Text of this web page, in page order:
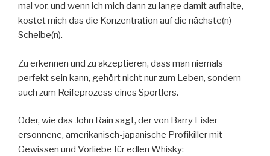
mal vor, und wenn ich mich dann zu lange damit aufhalte,
kostet mich das die Konzentration auf die nächste(n)
Scheibe(n).
Zu erkennen und zu akzeptieren, dass man niemals
perfekt sein kann, gehört nicht nur zum Leben, sondern
auch zum Reifeprozess eines Sportlers.
Oder, wie das John Rain sagt, der von Barry Eisler
ersonnene, amerikanisch-japanische Profikiller mit
Gewissen und Vorliebe für edlen Whisky: